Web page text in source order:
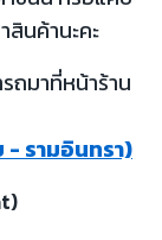
สินค้านะคะ
ถมาที่หน้าร้าน
- รามอินทรา)